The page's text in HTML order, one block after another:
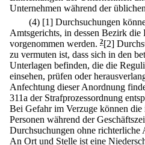
Unternehmen während der
(4) [1] Durchsuchungen
Amtsgerichts, in dessen Bezirk
vorgenommen werden. 2[2]
zu vermuten ist, dass sich in den
Unterlagen befinden, die die
einsehen, prüfen oder
Anfechtung dieser Anordnung
311a der Strafprozessordnung
Bei Gefahr im Verzuge können die
Personen während der
Durchsuchungen ohne richterliche
An Ort und Stelle ist eine